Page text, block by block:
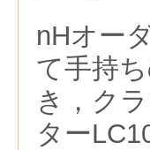
nHオー
て手持
き，ク
ター